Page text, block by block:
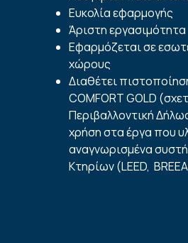
Ευκολία εφαρμογής
Άριστη εργασιμότητα
Εφαρμόζεται σε
χώρους
Διαθέτει
COMFORT GOLD
Περιβαλλοντική
χρήση στα έργα που
αναγνωρισμένα
Κτηρίων (LEED,